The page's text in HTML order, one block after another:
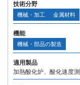
技術分野
機械・加工 金属材料
機能
機械・部品の製造
適用製品
加熱酸化炉、酸化速度